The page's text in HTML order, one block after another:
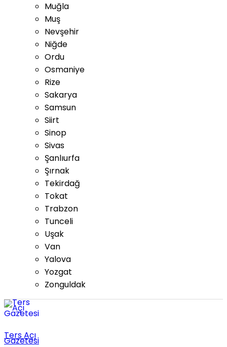
Muğla
Muş
Nevşehir
Niğde
Ordu
Osmaniye
Rize
Sakarya
Samsun
Siirt
Sinop
Sivas
Şanlıurfa
Şırnak
Tekirdağ
Tokat
Trabzon
Tunceli
Uşak
Van
Yalova
Yozgat
Zonguldak
Ters Açı
Gazetesi